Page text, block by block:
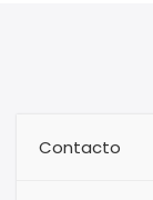
Contacto